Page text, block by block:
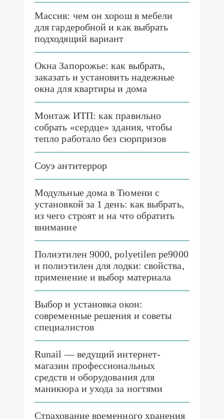
Массив: чем он хорош в мебели
для гардеробной и как выбрать
подходящий вариант
Окна Запорожье: как выбрать,
заказать и установить надежные
окна для квартиры и дома
Монтаж ИТП: как правильно
собрать «сердце» здания, чтобы
тепло работало без сюрпризов
Соуэ антитеррор
Модульные дома в Тюмени с
установкой за 1 день: как выбрать,
из чего строят и на что обратить
внимание
Полиэтилен 9000, polyetilen pe9000
и полиэтилен для лодки: свойства,
применение и выбор материала
Выбор и установка окон:
современные решения и советы
специалистов
Runail — ведущий интернет-
магазин профессиональных
средств и оборудования для
маникюра и ухода за ногтями
Страхование временного хранения